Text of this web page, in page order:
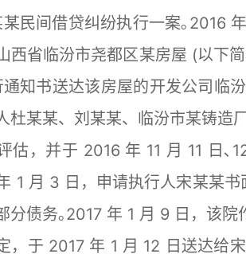
某民间借贷纠纷执行一案｡2016
西省临汾市尧都区某房屋 (以下
通知书送达该房屋的开发公司临
杜某某、刘某某、临汾市某铸造
估，并于 2016 年 11 月 11 日､
1 月 3 日，申请执行人宋某某
分债务｡2017 年 1 月 9 日，该
，于 2017 年 1 月 12 日送达给